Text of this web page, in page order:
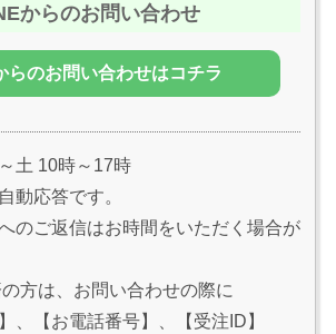
からのお問い合わせ
らのお問い合わせはコチラ
土 10時～17時
動応答です。
のご返信はお時間をいただく場合が
方は、お問い合わせの際に
、【お電話番号】、【受注ID】